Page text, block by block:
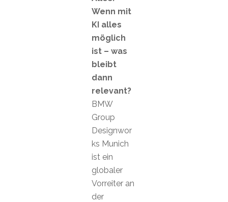
Wenn mit
KI alles
möglich
ist – was
bleibt
dann
relevant?
BMW
Group
Designwor
ks Munich
ist ein
globaler
Vorreiter an
der